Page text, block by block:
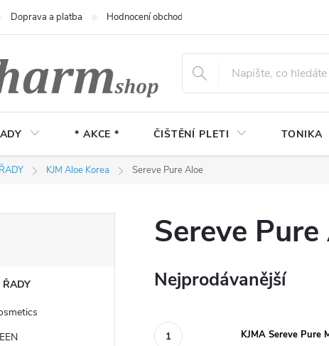
Doprava a platba Hodnocení obchodu
* AKCE * ČIŠTĚNÍ PLETI TONIKA
KJM Aloe Korea Sereve Pure Aloe
ŘADY
Sereve
Nejprodávanější
KJMA Sereve Pure